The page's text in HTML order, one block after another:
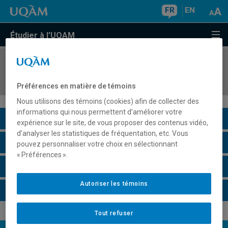
FR EN
Étudier à l'UQAM
COURS//
Description du cours
Horaire - Été 2026
Préférences en matière de témoins
Nous utilisons des témoins (cookies) afin de collecter des
informations qui nous permettent d’améliorer votre
expérience sur le site, de vous proposer des contenus vidéo,
d’analyser les statistiques de fréquentation, etc. Vous
pouvez personnaliser votre choix en sélectionnant
« Préférences ».
Tout refuser
Autoriser les témoins